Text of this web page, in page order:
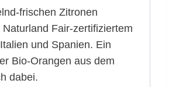
frischen Zitronen
Fair-zertifiziertem
und Spanien. Ein
Bio-Orangen aus dem
dabei.